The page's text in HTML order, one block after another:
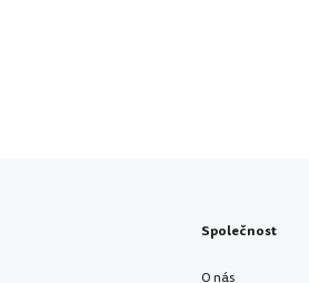
Společnost
O nás